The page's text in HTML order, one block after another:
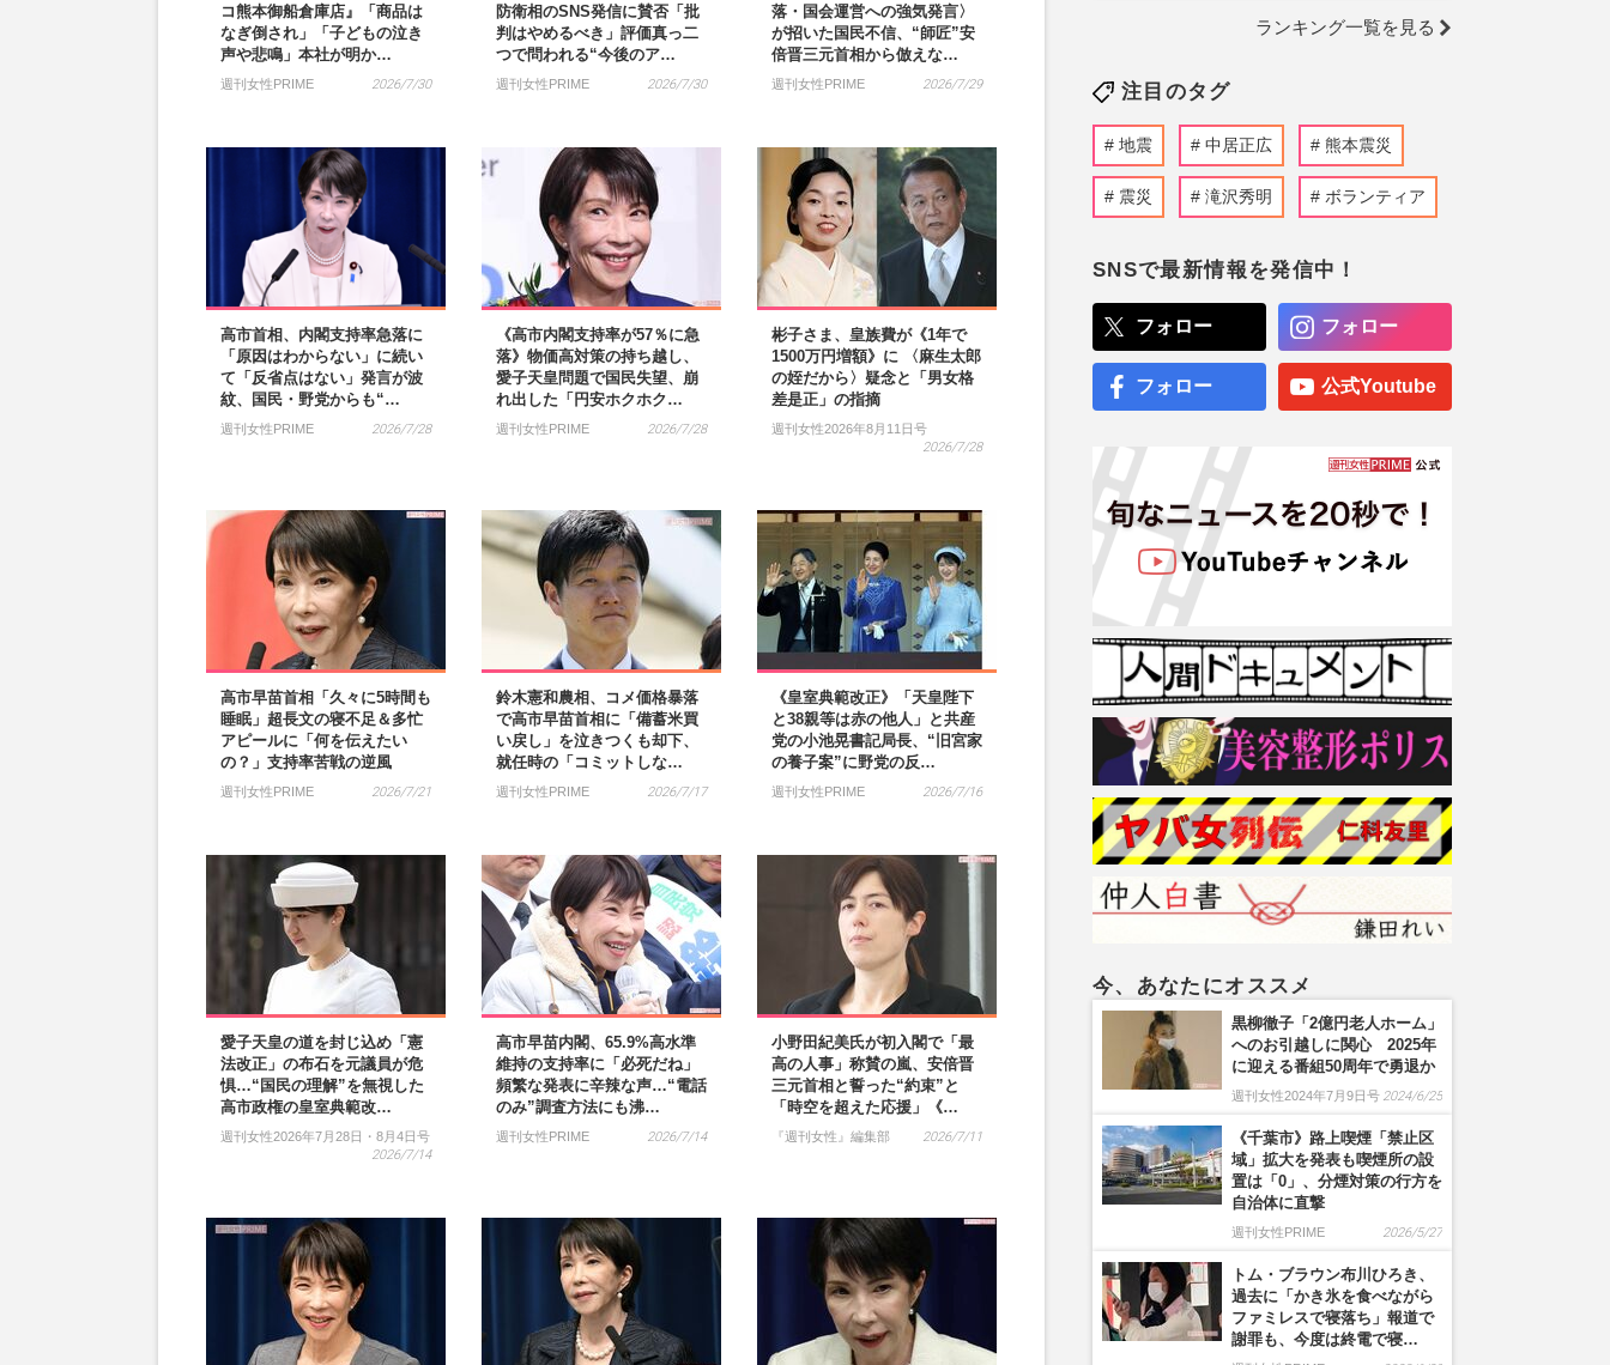
コ熊本御船倉庫店』「商品は
なぎ倒され」「子どもの泣き
声や悲鳴」本社が明か…
週刊女性PRIME 2026/7/30
防衛相のSNS発信に賛否「批
判はやめるべき」評価真っ二
つで問われる“今後のア…
週刊女性PRIME 2026/7/30
落・国会運営への強気発言〉
が招いた国民不信、“師匠”安
倍晋三元首相から倣えな…
週刊女性PRIME 2026/7/29
高市首相、内閣支持率急落に
「原因はわからない」に続い
て「反省点はない」発言が波
紋、国民・野党からも“…
週刊女性PRIME 2026/7/28
《高市内閣支持率が57％に急
落》物価高対策の持ち越し、
愛子天皇問題で国民失望、崩
れ出した「円安ホクホク…
週刊女性PRIME 2026/7/28
彬子さま、皇族費が《1年で
1500万円増額》に 〈麻生太郎
の姪だから〉疑念と「男女格
差是正」の指摘
週刊女性2026年8月11日号
2026/7/28
高市早苗首相「久々に5時間も
睡眠」超長文の寝不足＆多忙
アピールに「何を伝えたい
の？」支持率苦戦の逆風
週刊女性PRIME 2026/7/21
鈴木憲和農相、コメ価格暴落
で高市早苗首相に「備蓄米買
い戻し」を泣きつくも却下、
就任時の「コミットしな…
週刊女性PRIME 2026/7/17
《皇室典範改正》「天皇陛下
と38親等は赤の他人」と共産
党の小池晃書記局長、“旧宮家
の養子案”に野党の反…
週刊女性PRIME 2026/7/16
愛子天皇の道を封じ込め「憲
法改正」の布石を元議員が危
惧…“国民の理解”を無視した
高市政権の皇室典範改…
週刊女性2026年7月28日・8月4日号
2026/7/14
高市早苗内閣、65.9%高水準
維持の支持率に「必死だね」
頻繁な発表に辛辣な声…“電話
のみ”調査方法にも沸…
週刊女性PRIME 2026/7/14
小野田紀美氏が初入閣で「最
高の人事」称賛の嵐、安倍晋
三元首相と誓った“約束”と
「時空を超えた応援」《…
『週刊女性』編集部 2026/7/11
《千葉市》路上喫煙「禁止
ぱーてぃーちゃん・信子、
衝撃のすっぴん姿に《ギャ
ルメイクよりいい》の
声…“お嬢様な素顔”とのギ
ャップで好感度爆上がり
標高2354mの山頂へ》SNS
危険性、山岳医が指摘する
2つのリスク
川口春奈＆サッカー日本代
表・板倉滉「匂わせゼロ
婚」でも隠しきれなかった
専門医が厳選した「がんに
勝てる10食材」徹底活用マ
満点の“早見シート”簡単管
理で手軽にがん予防
市、’27年花博に合わせ「市
内全域」路上喫煙禁止方針
も、喫煙所整備は“ノープラ
ン”の現状
『しゃべくり007』出演の
畑野ひろ子、美ボディ軍団
として登場で「抜群のスタ
イルは健在」元夫・柏原崇
との“離婚と今”
ランキング一覧を見る
注目のタグ
地震 中居正広 熊本震災
震災 滝沢秀明 ボランティア
SNSで最新情報を発信中！
フォロー フォロー
フォロー 公式Youtube
今、あなたにオススメ
黒柳徹子「2億円老人ホーム」
へのお引越しに関心 2025年
に迎える番組50周年で勇退か
週刊女性2024年7月9日号 2024/6/25
《千葉市》路上喫煙「禁止区
域」拡大を発表も喫煙所の設
置は「0」、分煙対策の行方を
自治体に直撃
週刊女性PRIME 2026/5/27
トム・ブラウン布川ひろき、
過去に「かき氷を食べながら
ファミレスで寝落ち」報道で
謝罪も、今度は終電で寝…